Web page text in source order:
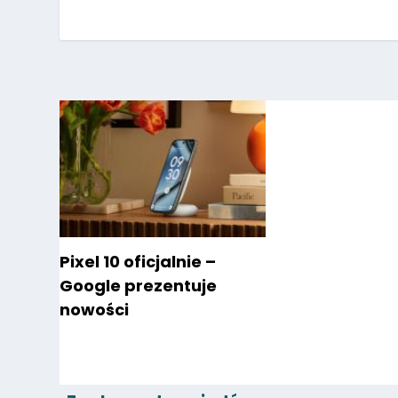
Pixel 10 oficjalnie –
Google prezentuje
nowości